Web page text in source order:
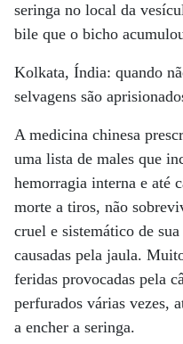
seringa no local da
bile que o bicho
Kolkata, Índia: quando
selvagens são
A medicina chinesa
uma lista de males que
hemorragia interna e até
morte a tiros, não
cruel e sistemático de
causadas pela jaula.
feridas provocadas pela
perfurados várias vezes,
a encher a seringa.